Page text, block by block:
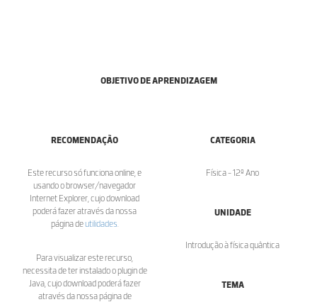
OBJETIVO DE APRENDIZAGEM
RECOMENDAÇÃO
Este recurso só funciona online, e
usando o browser/navegador
Internet Explorer, cujo download
poderá fazer através da nossa
página deutilidades
Para visualizar este recurso,
necessita de ter instalado o plugin de
Java, cujo download poderá fazer
através da nossa página de
CATEGORIA
Física - 12º Ano
UNIDADE
Introdução à física quântica
TEMA